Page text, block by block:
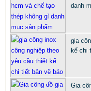
CHỤP INOX PHỤ KIỆN
SP: PHU KIEN CHUP
danh
gia
kế chi
Gia